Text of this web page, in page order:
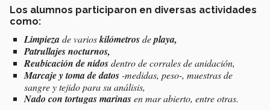
Los alumnos participaron en diversas actividades
como:
Limpiezade varioskilómetrosdeplaya,
Patrullajes nocturnos,
Reubicación de nidosdentro de corrales de anidación,
Marcaje y toma de datos-medidas, peso-, muestras de
sangre y tejido para su análisis,
Nado con tortugas marinasen mar abierto, entre otras.